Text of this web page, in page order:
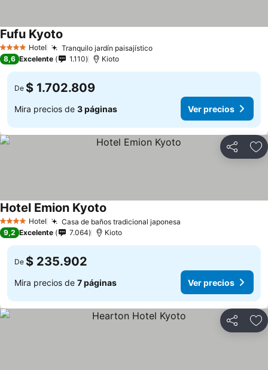
4 EstrellasHotel Tranquilo jardín paisajísticoVer precios
Fufu Kyoto
8,6 Excelente 1.110 Kioto
De $ 1.702.809
Mira precios de 3 páginas Ver precios
Compartir
4 EstrellasHotel Casa de baños tradicional japonesa
Hotel Emion Kyoto
9,2 Excelente 7.064 Kioto
De $ 235.902
Mira precios de 7 páginas Ver precios
Compartir